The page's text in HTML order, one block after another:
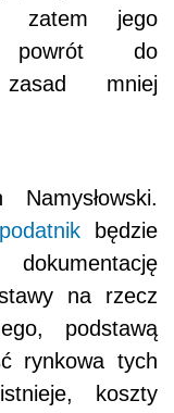
zatem jego
powrót do
zasad mniej
podatnik będzie
na rzecz
podstawą
rynkowa tych
koszty